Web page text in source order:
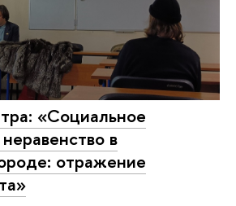
«Социальное
в
отражение